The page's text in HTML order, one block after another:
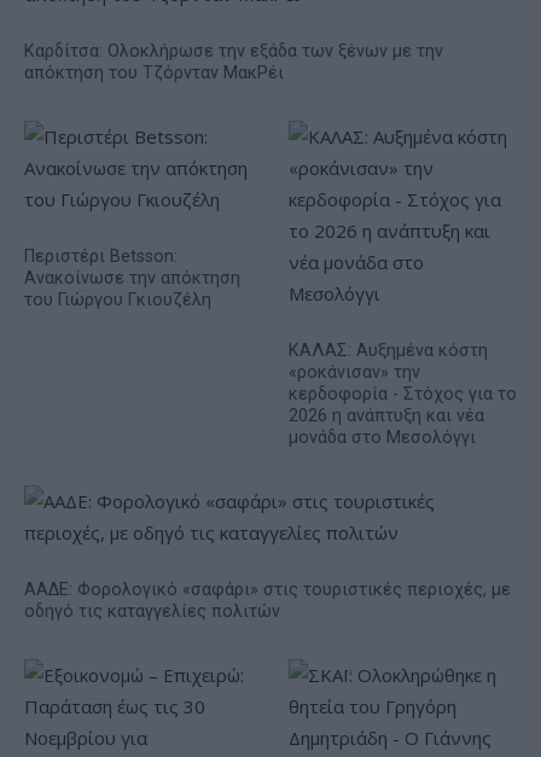
Καρδίτσα: Ολοκλήρωσε την εξάδα των ξένων με την
απόκτηση του Τζόρνταν ΜακΡέι
Περιστέρι Betsson:
Ανακοίνωσε την απόκτηση
του Γιώργου Γκιουζέλη
ΚΑΛΑΣ: Αυξημένα κόστη
«ροκάνισαν» την
κερδοφορία - Στόχος για το
2026 η ανάπτυξη και νέα
μονάδα στο Μεσολόγγι
ΑΑΔΕ: Φορολογικό «σαφάρι» στις τουριστικές περιοχές, με
οδηγό τις καταγγελίες πολιτών